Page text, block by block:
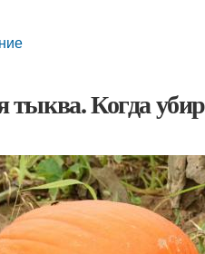
тыква. Когда